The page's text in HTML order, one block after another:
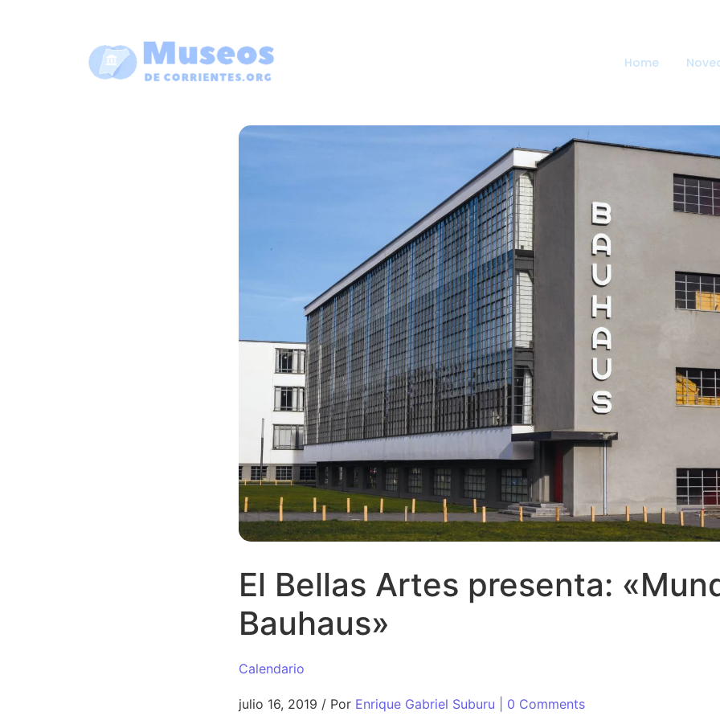
Home
El Bellas Artes presenta:
Bauhaus»
Calendario
julio 16, 2019 / Por Enrique Gabriel Suburu | 0 Comments